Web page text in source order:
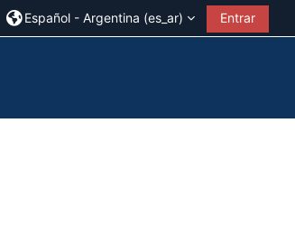
Español - Argentina ‎(es_ar)‎ Entrar